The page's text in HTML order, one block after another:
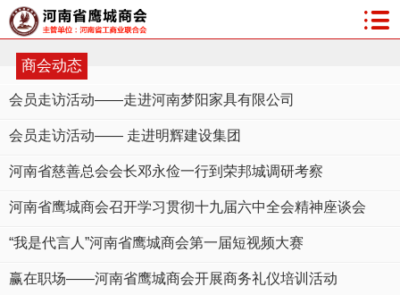
商会动态
会员走访活动——走进河南梦阳家具有限公司
会员走访活动—— 走进明辉建设集团
河南省慈善总会会长邓永俭一行到荣邦城调研考察
河南省鹰城商会召开学习贯彻十九届六中全会精神座谈会
“我是代言人”河南省鹰城商会第一届短视频大赛
赢在职场——河南省鹰城商会开展商务礼仪培训活动